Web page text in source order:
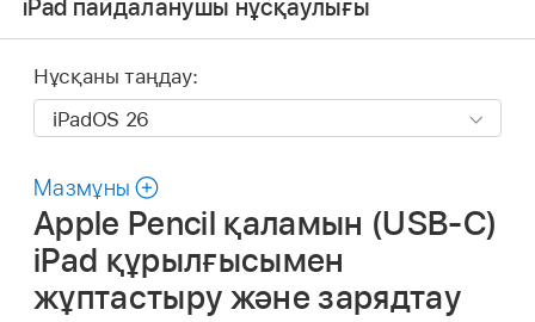
iPad пайдаланушы нұсқаулығы
Нұсқаны таңдау:
Мазмұны
Apple Pencil қаламын (USB-C)
iPad құрылғысымен
жұптастыру және зарядтау